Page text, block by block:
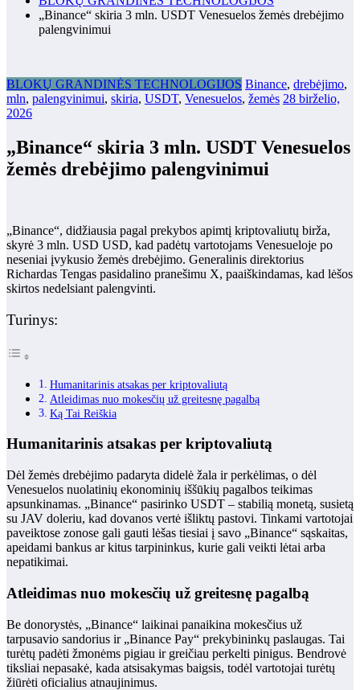
„Binance“ skiria 3 mln. USDT Venesuelos žemės drebėjimo
palengvinimui
BLOKŲ GRANDINĖS TECHNOLOGIJOS Binance, drebėjimo,
mln, palengvinimui, skiria, USDT, Venesuelos, žemės 28 birželio,
2026
„Binance“ skiria 3 mln. USDT Venesuelos
žemės drebėjimo palengvinimui
„Binance“, didžiausia pagal prekybos apimtį kriptovaliutų birža,
skyrė 3 mln. USD USD, kad padėtų vartotojams Venesueloje po
neseniai įvykusio žemės drebėjimo. Generalinis direktorius
Richardas Tengas pasidalino pranešimu X, paaiškindamas, kad lėšos
skirtos nedelsiant palengvinti.
Turinys:
Humanitarinis atsakas per kriptovaliutą
Atleidimas nuo mokesčių už greitesnę pagalbą
Ką Tai Reiškia
Humanitarinis atsakas per kriptovaliutą
Dėl žemės drebėjimo padaryta didelė žala ir perkėlimas, o dėl
Venesuelos nuolatinių ekonominių iššūkių pagalbos teikimas
apsunkinamas. „Binance“ pasirinko USDT – stabilią monetą, susietą
su JAV doleriu, kad dovanos vertė išliktų pastovi. Tinkami vartotojai
paveiktose zonose gali gauti lėšas tiesiai į savo „Binance“ sąskaitas,
apeidami bankus ar kitus tarpininkus, kurie gali veikti lėtai arba
nepatikimai.
Atleidimas nuo mokesčių už greitesnę pagalbą
Be donorystės, „Binance“ laikinai panaikina mokesčius už
tarpusavio sandorius ir „Binance Pay“ prekybininkų paslaugas. Tai
turėtų padėti žmonėms pigiau ir greičiau perkelti pinigus. Bendrovė
tiksliai nepasakė, kada atsisakymas baigsis, todėl vartotojai turėtų
žiūrėti oficialius atnaujinimus.